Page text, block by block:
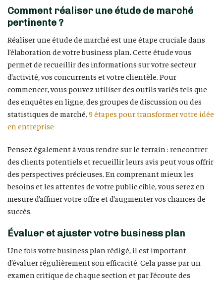
Comment réaliser une étude de marché
pertinente ?
Réaliser une étude de marché est une étape cruciale dans
l’élaboration de votre business plan. Cette étude vous
permet de recueillir des informations sur votre secteur
d’activité, vos concurrents et votre clientèle. Pour
commencer, vous pouvez utiliser des outils variés tels que
des enquêtes en ligne, des groupes de discussion ou des
statistiques de marché. 9 étapes pour transformer votre idée
en entreprise
Pensez également à vous rendre sur le terrain : rencontrer
des clients potentiels et recueillir leurs avis peut vous offrir
des perspectives précieuses. En comprenant mieux les
besoins et les attentes de votre public cible, vous serez en
mesure d’affiner votre offre et d’augmenter vos chances de
succès.
Évaluer et ajuster votre business plan
Une fois votre business plan rédigé, il est important
d’évaluer régulièrement son efficacité. Cela passe par un
examen critique de chaque section et par l’écoute des